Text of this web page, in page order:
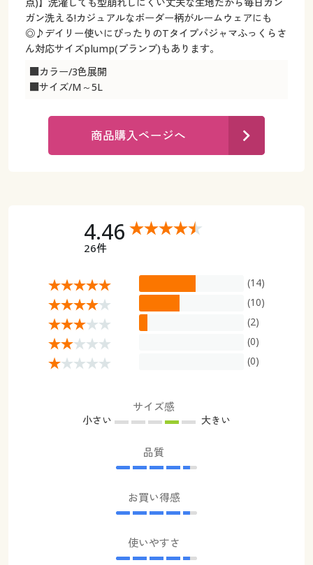
デジタルカタログ
カタログ無料プレゼント
会員メニュー
マイページ
閲覧履歴
よくある質問とお問い合わせ
会員メニュー
マイページ
よくある質問とお問い合わせ
ガン洗える!カジュアルなボーダー柄がルームウェアにも
◎♪デイリー使いにぴったりのTタイプパジャマふっくらさ
ん対応サイズplump(プランプ)もあります。
■カラー/3色展開
■サイズ/M～5L
商品購入ページへ
4.46
26件
(14)
(10)
(2)
(0)
(0)
サイズ感
小さい 大きい
品質
お買い得感
使いやすさ